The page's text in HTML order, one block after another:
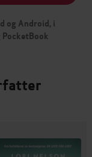
og Android, i
PocketBook